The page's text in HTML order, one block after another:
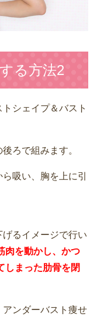
る方法2
シェイプ＆バスト
ろで組みます。
吸い、胸を上に引
るイメージで行い
肉を動かし、 かつ
しまった肋骨を閉
ンダーバスト痩せ